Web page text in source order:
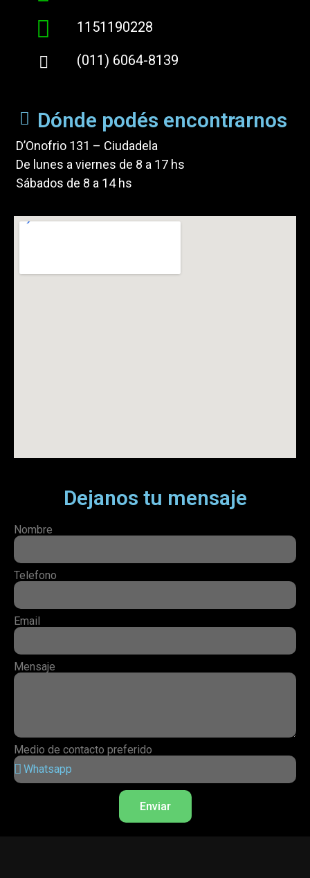
1151190228
(011) 6064-8139
Dónde podés encontrarnos
D’Onofrio 131 – Ciudadela
De lunes a viernes de 8 a 17 hs
Sábados de 8 a 14 hs
Dejanos tu mensaje
Nombre
Telefono
Email
Mensaje
Medio de contacto preferido
Enviar